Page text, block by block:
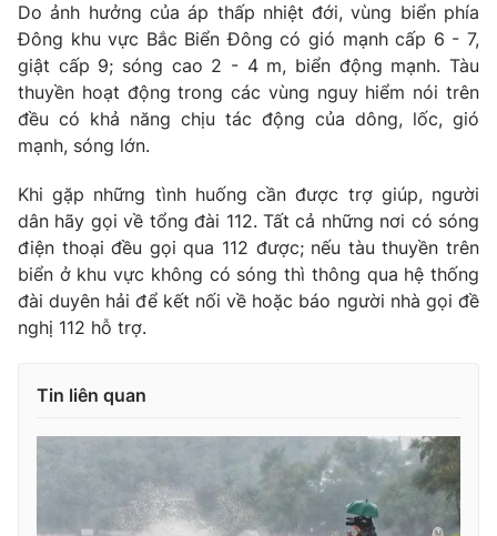
Liên hệ tòa soạn English
THỜI BÁO VTV
Theo dõi báo trên
Cơ quan chủ quản:
Đài Truyền hình Việt Nam
cấp ngày 29/12/2023
Tổng Biên tập:Vũ Thanh Thủy
Phó Tổng Biên tập:
Nguyễn Thị Mỹ Hạnh, Phạm Quốc Thắng,
Nguyễn Trọng Ninh
Tổng đài VTV:024.38 355 931 - 024.38 355 932
Do ảnh hưởng của áp thấp nhiệt đới, vùng biển phía
Đông khu vực Bắc Biển Đông có gió mạnh cấp 6 - 7,
giật cấp 9; sóng cao 2 - 4 m, biển động mạnh. Tàu
thuyền hoạt động trong các vùng nguy hiểm nói trên
đều có khả năng chịu tác động của dông, lốc, gió
mạnh, sóng lớn.
Khi gặp những tình huống cần được trợ giúp, người
dân hãy gọi về tổng đài 112. Tất cả những nơi có sóng
điện thoại đều gọi qua 112 được; nếu tàu thuyền trên
biển ở khu vực không có sóng thì thông qua hệ thống
đài duyên hải để kết nối về hoặc báo người nhà gọi đề
nghị 112 hỗ trợ.
Tin liên quan